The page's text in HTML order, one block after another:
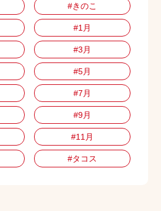
#きのこ
#1月
#3月
#5月
#7月
#9月
#11月
#タコス